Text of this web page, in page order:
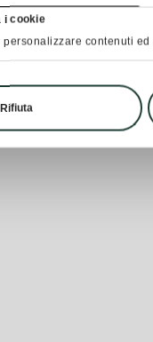
i cookie
contenuti
Rifiuta